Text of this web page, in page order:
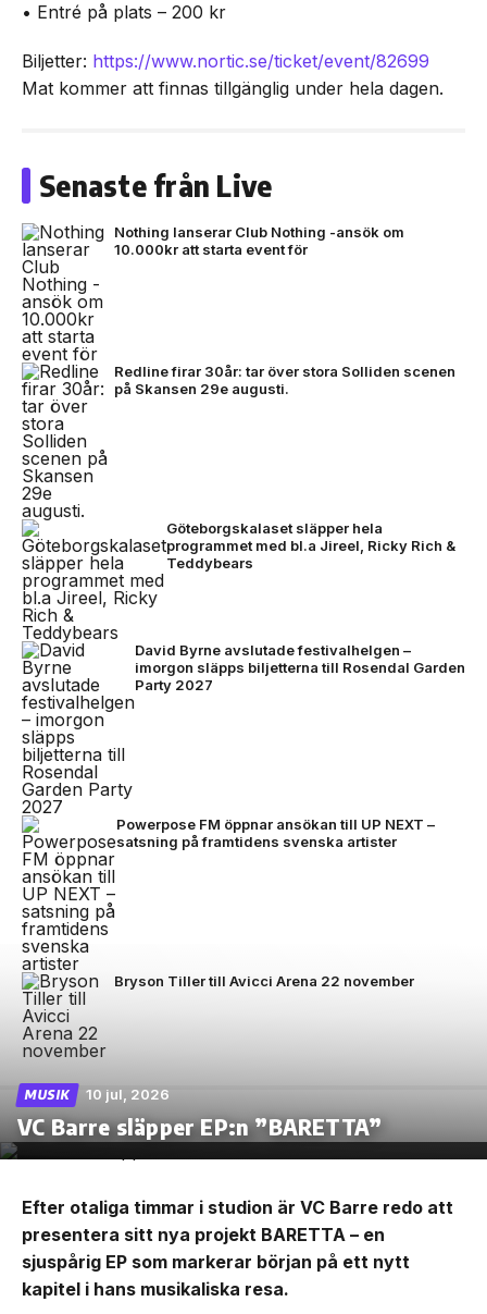
• Entré på plats – 200 kr
Biljetter: https://www.nortic.se/ticket/event/82699
Mat kommer att finnas tillgänglig under hela dagen.
Senaste från Live
Nothing lanserar Club Nothing -ansök om
10.000kr att starta event för
Redline firar 30år: tar över stora Solliden scenen
på Skansen 29e augusti.
Göteborgskalaset släpper hela
programmet med bl.a Jireel, Ricky Rich &
Teddybears
David Byrne avslutade festivalhelgen –
imorgon släpps biljetterna till Rosendal Garden
Party 2027
Powerpose FM öppnar ansökan till UP NEXT –
satsning på framtidens svenska artister
Bryson Tiller till Avicci Arena 22 november
MUSIK 10 jul, 2026
VC Barre släpper EP:n ”BARETTA”
Efter otaliga timmar i studion är VC Barre redo att
presentera sitt nya projekt BARETTA – en
sjuspårig EP som markerar början på ett nytt
kapitel i hans musikaliska resa.